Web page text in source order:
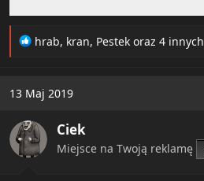
R
t
o
n
s
hrab, kran, Pestek oraz 4 innych
13 Maj 2019
Ciek
Miejsce na Twoją reklamę